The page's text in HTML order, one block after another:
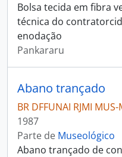
Bolsa tecida em fibra
técnica do
enodação
Pankararu
Abano trançado
BR DFFUNAI RJMI
1987
Parte de Museológico
Abano trançado de